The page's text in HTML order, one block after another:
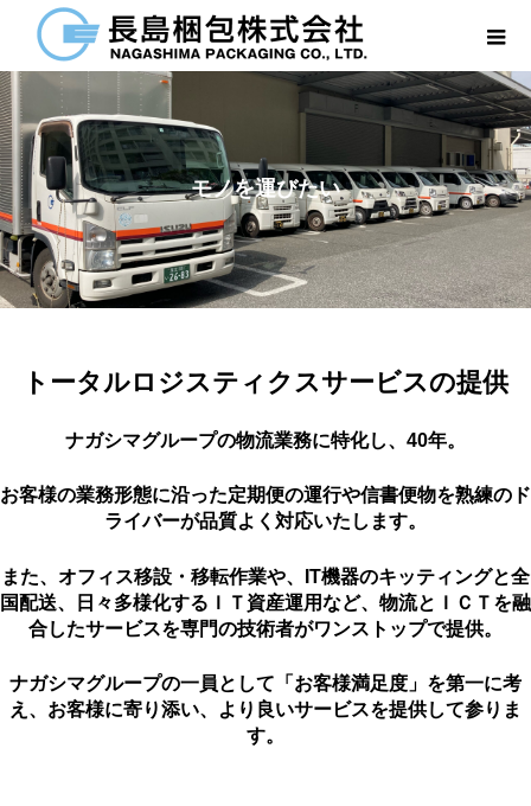
モノを運びたい
トータルロジスティクスサービスの提供
ナガシマグループの物流業務に特化し、40年。
お客様の業務形態に沿った定期便の運行や信書便物を熟練のド
ライバーが品質よく対応いたします。
また、オフィス移設・移転作業や、IT機器のキッティングと全
国配送、日々多様化するＩＴ資産運用など、物流とＩＣＴを融
合したサービスを専門の技術者がワンストップで提供。
ナガシマグループの一員として「お客様満足度」を第一に考
え、お客様に寄り添い、より良いサービスを提供して参りま
す。